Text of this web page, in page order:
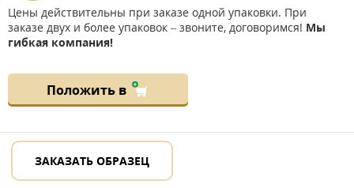
Цены действительны при заказе одной упаковки. При
заказе двух и более упаковок – звоните, договоримся! Мы
гибкая компания!
Положить в
ЗАКАЗАТЬ ОБРАЗЕЦ